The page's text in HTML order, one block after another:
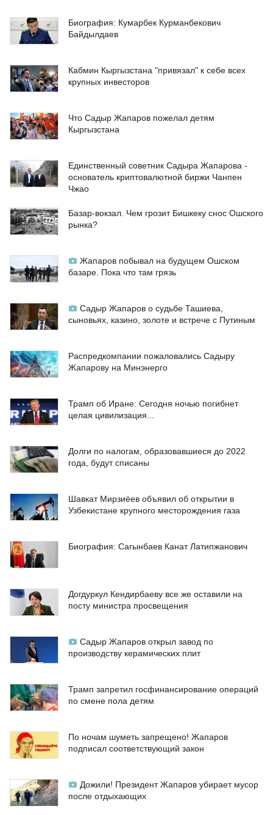
Биография: Кумарбек Курманбекович
Байдылдаев
Кабмин Кыргызстана "привязал" к себе всех
крупных инвесторов
Что Садыр Жапаров пожелал детям
Кыргызстана
Единственный советник Садыра Жапарова -
основатель криптовалютной биржи Чанпен
Чжао
Базар-вокзал. Чем грозит Бишкеку снос Ошского
рынка?
Жапаров побывал на будущем Ошском
базаре. Пока что там грязь
Садыр Жапаров о судьбе Ташиева,
сыновьях, казино, золоте и встрече с Путиным
Распредкомпании пожаловались Садыру
Жапарову на Минэнерго
Трамп об Иране: Сегодня ночью погибнет
целая цивилизация...
Долги по налогам, образовавшиеся до 2022
года, будут списаны
Шавкат Мирзиёев объявил об открытии в
Узбекистане крупного месторождения газа
Биография: Сагынбаев Канат Латипжанович
Догдуркул Кендирбаеву все же оставили на
посту министра просвещения
Садыр Жапаров открыл завод по
производству керамических плит
Трамп запретил госфинансирование операций
по смене пола детям
По ночам шуметь запрещено! Жапаров
подписал соответствующий закон
Дожили! Президент Жапаров убирает мусор
после отдыхающих